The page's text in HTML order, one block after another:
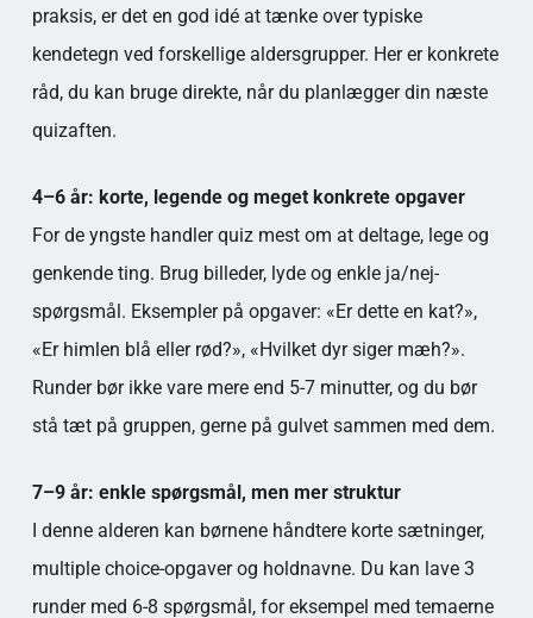
praksis, er det en god idé at tænke over typiske
kendetegn ved forskellige aldersgrupper. Her er konkrete
råd, du kan bruge direkte, når du planlægger din næste
quizaften.
4–6 år: korte, legende og meget konkrete opgaver
For de yngste handler quiz mest om at deltage, lege og
genkende ting. Brug billeder, lyde og enkle ja/nej-
spørgsmål. Eksempler på opgaver: «Er dette en kat?»,
«Er himlen blå eller rød?», «Hvilket dyr siger mæh?».
Runder bør ikke vare mere end 5-7 minutter, og du bør
stå tæt på gruppen, gerne på gulvet sammen med dem.
7–9 år: enkle spørgsmål, men mer struktur
I denne alderen kan børnene håndtere korte sætninger,
multiple choice-opgaver og holdnavne. Du kan lave 3
runder med 6-8 spørgsmål, for eksempel med temaerne